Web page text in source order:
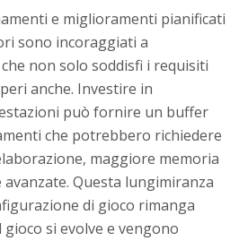
e miglioramenti pianificati
sono incoraggiati a
non solo soddisfi i requisiti
anche. Investire in
può fornire un buffer
che potrebbero richiedere
maggiore memoria
Questa lungimiranza
di gioco rimanga
si evolve e vengono